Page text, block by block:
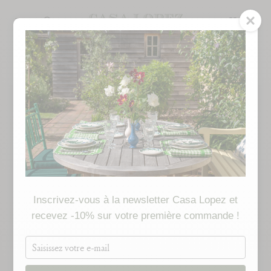
content
MADE TO ORDER
Inscrivez-vous à la newsletter Casa Lopez et
recevez -10% sur votre première commande !
Saisissez
e-